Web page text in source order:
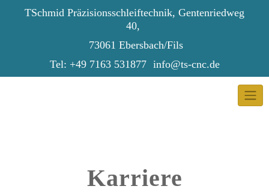
TSchmid Präzisionsschleiftechnik, Gentenriedweg
40,
73061 Ebersbach/Fils
Tel: +49 7163 531877 info@ts-cnc.de
Karriere